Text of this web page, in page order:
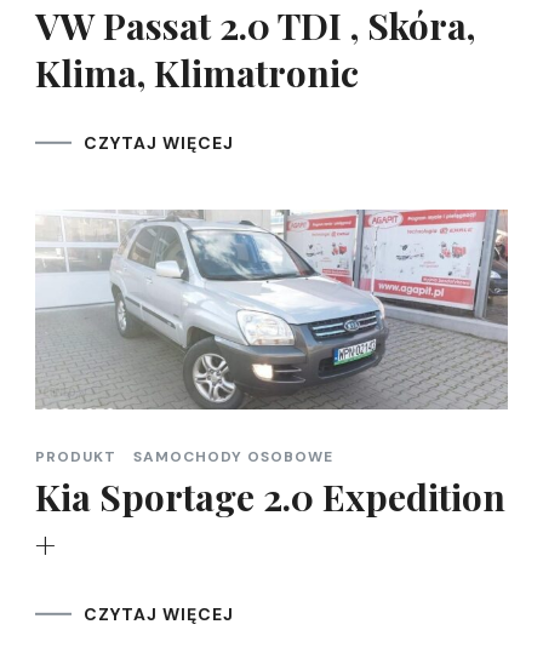
VW Passat 2.0 TDI , Skóra,
Klima, Klimatronic
CZYTAJ WIĘCEJ
PRODUKT SAMOCHODY OSOBOWE
Kia Sportage 2.0 Expedition
+
CZYTAJ WIĘCEJ